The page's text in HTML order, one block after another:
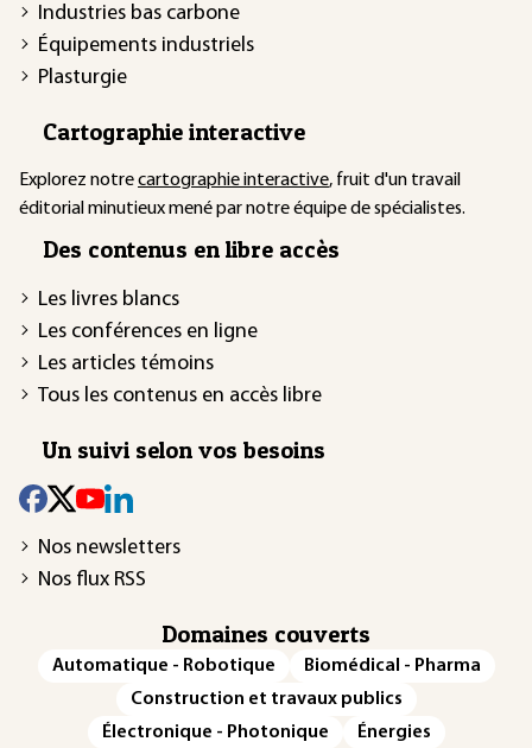
Industries bas carbone
Équipements industriels
Plasturgie
Cartographie interactive
Explorez notrecartographie interactive, fruit d'un travail
éditorial minutieux mené par notre équipe de spécialistes.
Des contenus en libre accès
Les livres blancs
Les conférences en ligne
Les articles témoins
Tous les contenus en accès libre
Un suivi selon vos besoins
Nos newsletters
Nos flux RSS
Domaines couverts
Automatique - Robotique
Biomédical - Pharma
Construction et travaux publics
Électronique - Photonique
Énergies